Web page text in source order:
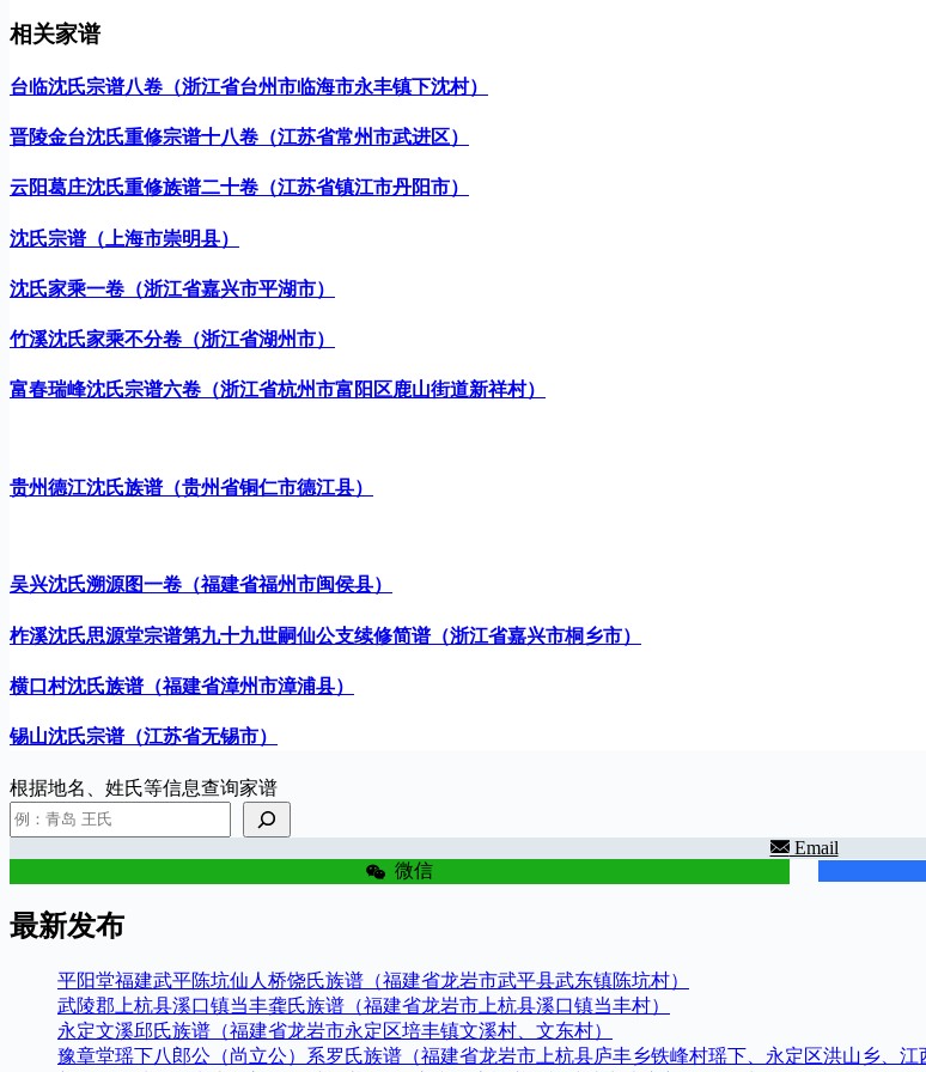
相关家谱
台临沈氏宗谱八卷（浙江省台州市临海市永丰镇下沈村）
晋陵金台沈氏重修宗谱十八卷（江苏省常州市武进区）
云阳葛庄沈氏重修族谱二十卷（江苏省镇江市丹阳市）
沈氏宗谱（上海市崇明县）
沈氏家乘一卷（浙江省嘉兴市平湖市）
竹溪沈氏家乘不分卷（浙江省湖州市）
富春瑞峰沈氏宗谱六卷（浙江省杭州市富阳区鹿山街道新祥村）
贵州德江沈氏族谱（贵州省铜仁市德江县）
吴兴沈氏溯源图一卷（福建省福州市闽侯县）
柞溪沈氏思源堂宗谱第九十九世嗣仙公支续修简谱（浙江省嘉兴市桐乡市）
横口村沈氏族谱（福建省漳州市漳浦县）
锡山沈氏宗谱（江苏省无锡市）
根据地名、姓氏等信息查询家谱
Email
微信
最新发布
平阳堂福建武平陈坑仙人桥饶氏族谱（福建省龙岩市武平县武东镇陈坑村）
武陵郡上杭县溪口镇当丰龚氏族谱（福建省龙岩市上杭县溪口镇当丰村）
永定文溪邱氏族谱（福建省龙岩市永定区培丰镇文溪村、文东村）
豫章堂瑶下八郎公（尚立公）系罗氏族谱（福建省龙岩市上杭县庐丰乡铁峰村瑶下、永定区洪山乡、江